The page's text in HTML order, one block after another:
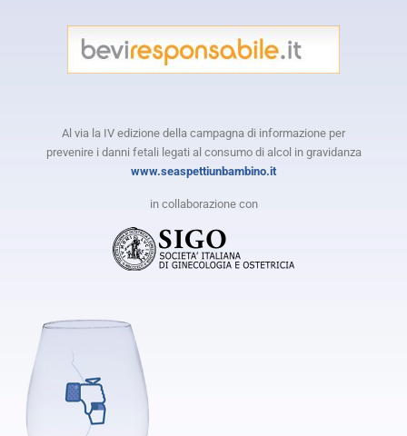
Al via la IV edizione della campagna di informazione per
prevenire i danni fetali legati al consumo di alcol in gravidanza
www.seaspettiunbambino.it
in collaborazione con